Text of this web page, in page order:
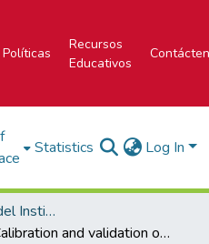
Políticas
Recursos
Educativos
Statistics Log In
Portal de Revistas del Instituto Tecnológico de Costa Rica
Calibration and validation of the SWMM hydrological model on steep terrain watersheds in Costa Rica